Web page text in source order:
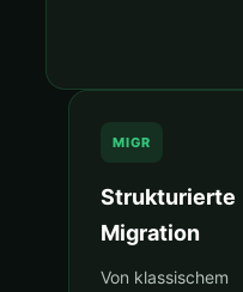
MIGR
Strukturierte
Migration
Von klassischem